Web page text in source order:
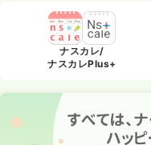
ナスカレ/
ナスカレPlus+